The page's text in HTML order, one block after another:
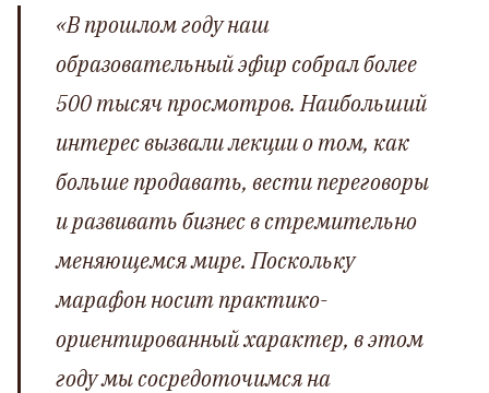
«В прошлом году наш
образовательный эфир собрал более
500 тысяч просмотров. Наибольший
интерес вызвали лекции о том, как
больше продавать, вести переговоры
и развивать бизнес в стремительно
меняющемся мире. Поскольку
марафон носит практико-
ориентированный характер, в этом
году мы сосредоточимся на